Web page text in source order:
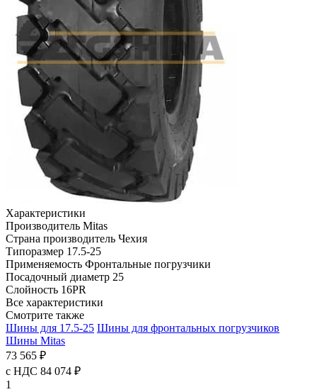
Характеристики
Производитель Mitas
Страна производитель Чехия
Типоразмер 17.5-25
Применяемость Фронтальные погрузчики
Посадочный диаметр 25
Слойность 16PR
Все характеристики
Смотрите также
Шины для 17.5-25 Шины для фронтальных погрузчиков
Шины Mitas
73 565 ₽
с НДС 84 074 ₽
1